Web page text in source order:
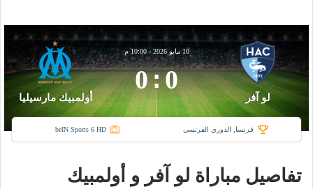
لو آفر
10 مايو 2026 -10:00 م
0
:
0
أولمبيك مارسيليا
فرنسا, الدوري الفرنسي beIN Sports 6 HD
تفاصيل مباراة لو آفر و أولمبيك